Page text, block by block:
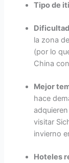
Tipo de
la zona
(por lo
China
Mejor
hace
visitar
invierno
Hoteles